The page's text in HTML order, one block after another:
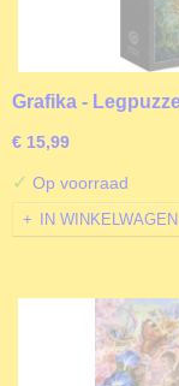
Grafika -
€ 15,99
✓ Op voorraad
IN WINKELWAGEN